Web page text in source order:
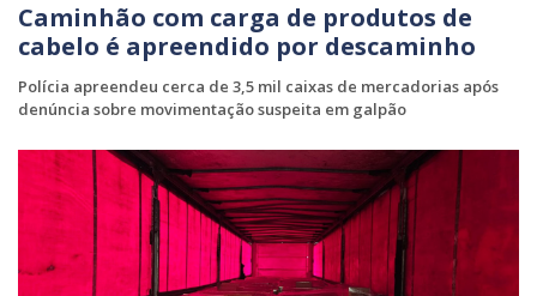
Caminhão com carga de produtos de
cabelo é apreendido por descaminho
Polícia apreendeu cerca de 3,5 mil caixas de mercadorias após
denúncia sobre movimentação suspeita em galpão